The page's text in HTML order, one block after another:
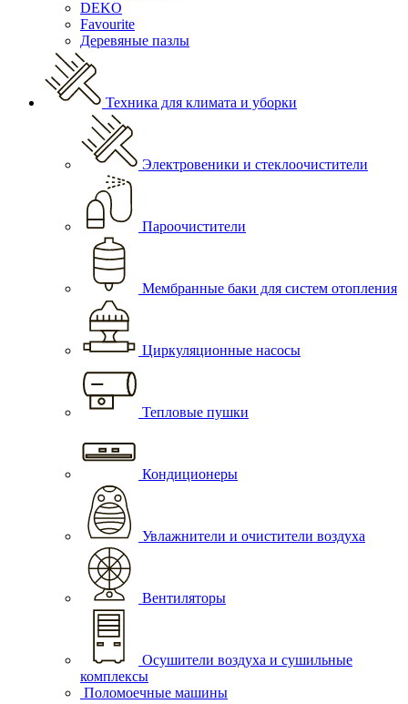
DEKO
Favourite
Деревяные пазлы
Техника для климата и уборки
Электровеники и стеклоочистители
Пароочистители
Мембранные баки для систем отопления
Циркуляционные насосы
Тепловые пушки
Кондиционеры
Увлажнители и очистители воздуха
Вентиляторы
Осушители воздуха и сушильные
комплексы
Поломоечные машины